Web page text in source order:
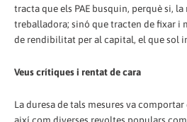
tracta que els PAE busquin, perquè si,
treballadora; sinó que tracten de fixar i
de rendibilitat per al capital, el que sol
Veus crítiques i rentat de cara
La duresa de tals mesures va